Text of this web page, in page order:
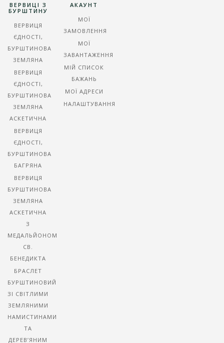
ВЕРВИЦІ З
БУРШТИНУ
ВЕРВИЦЯ
ЄДНОСТІ,
БУРШТИНОВА
ЗЕМЛЯНА
ВЕРВИЦЯ
ЄДНОСТІ,
БУРШТИНОВА
ЗЕМЛЯНА
АСКЕТИЧНА
ВЕРВИЦЯ
ЄДНОСТІ,
БУРШТИНОВА
БАГРЯНА
ВЕРВИЦЯ
БУРШТИНОВА
ЗЕМЛЯНА
АСКЕТИЧНА
З
МЕДАЛЬЙОНОМ
СВ.
БЕНЕДИКТА
БРАСЛЕТ
БУРШТИНОВИЙ
ЗІ СВІТЛИМИ
ЗЕМЛЯНИМИ
НАМИСТИНАМИ
ТА
ДЕРЕВ’ЯНИМ
АКАУНТ
МОЇ
ЗАМОВЛЕННЯ
МОЇ
ЗАВАНТАЖЕННЯ
МІЙ СПИСОК
БАЖАНЬ
МОЇ АДРЕСИ
НАЛАШТУВАННЯ